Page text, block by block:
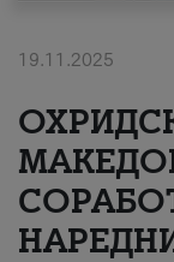
19.11.2025